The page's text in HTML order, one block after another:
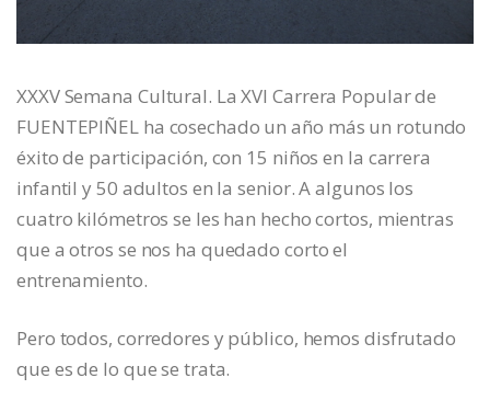
XXXV Semana Cultural. La XVI Carrera Popular de
FUENTEPIÑEL ha cosechado un año más un rotundo
éxito de participación, con 15 niños en la carrera
infantil y 50 adultos en la senior. A algunos los
cuatro kilómetros se les han hecho cortos, mientras
que a otros se nos ha quedado corto el
entrenamiento.
Pero todos, corredores y público, hemos disfrutado
que es de lo que se trata.